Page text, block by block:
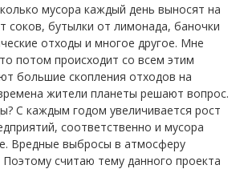
мусора каждый день выносят на
соков, бутылки от лимонада, баночки
отходы и многое другое. Мне
потом происходит со всем этим
большие скопления отходов на
жители планеты решают вопрос.
С каждым годом увеличивается рост
соответственно и мусора
Вредные выбросы в атмосферу
считаю тему данного проекта